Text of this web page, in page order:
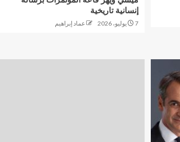
إنسانية تاريخية
7 يوليو، 2026 عماد إبراهيم